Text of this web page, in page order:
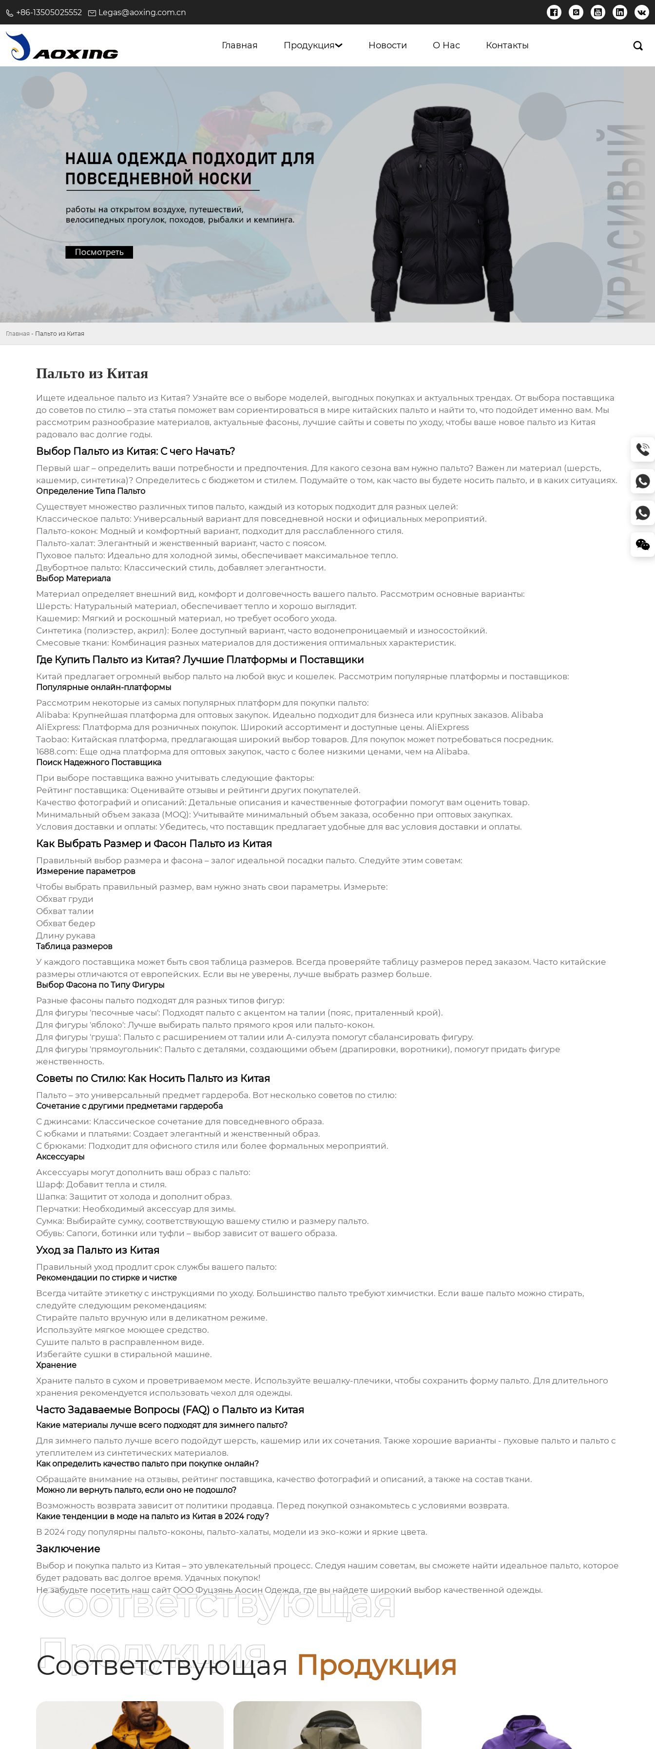
+86-13505025552 Legas@aoxing.com.cn     
Главная Продукция Новости О Нас Контакты 
Главная - Пальто из Китая
Пальто из Китая
Ищете идеальное пальто из Китая? Узнайте все о выборе моделей, выгодных покупках и актуальных трендах. От выбора поставщика
до советов по стилю – эта статья поможет вам сориентироваться в мире китайских пальто и найти то, что подойдет именно вам. Мы
рассмотрим разнообразие материалов, актуальные фасоны, лучшие сайты и советы по уходу, чтобы ваше новое пальто из Китая
радовало вас долгие годы.
Выбор Пальто из Китая: С чего Начать?
Первый шаг – определить ваши потребности и предпочтения. Для какого сезона вам нужно пальто? Важен ли материал (шерсть,
кашемир, синтетика)? Определитесь с бюджетом и стилем. Подумайте о том, как часто вы будете носить пальто, и в каких ситуациях.
Определение Типа Пальто
Существует множество различных типов пальто, каждый из которых подходит для разных целей:
Классическое пальто: Универсальный вариант для повседневной носки и официальных мероприятий.
Пальто-кокон: Модный и комфортный вариант, подходит для расслабленного стиля.
Пальто-халат: Элегантный и женственный вариант, часто с поясом.
Пуховое пальто: Идеально для холодной зимы, обеспечивает максимальное тепло.
Двубортное пальто: Классический стиль, добавляет элегантности.
Выбор Материала
Материал определяет внешний вид, комфорт и долговечность вашего пальто. Рассмотрим основные варианты:
Шерсть: Натуральный материал, обеспечивает тепло и хорошо выглядит.
Кашемир: Мягкий и роскошный материал, но требует особого ухода.
Синтетика (полиэстер, акрил): Более доступный вариант, часто водонепроницаемый и износостойкий.
Смесовые ткани: Комбинация разных материалов для достижения оптимальных характеристик.
Где Купить Пальто из Китая? Лучшие Платформы и Поставщики
Китай предлагает огромный выбор пальто на любой вкус и кошелек. Рассмотрим популярные платформы и поставщиков:
Популярные онлайн-платформы
Рассмотрим некоторые из самых популярных платформ для покупки пальто:
Alibaba: Крупнейшая платформа для оптовых закупок. Идеально подходит для бизнеса или крупных заказов. Alibaba
AliExpress: Платформа для розничных покупок. Широкий ассортимент и доступные цены. AliExpress
Taobao: Китайская платформа, предлагающая широкий выбор товаров. Для покупок может потребоваться посредник.
1688.com: Еще одна платформа для оптовых закупок, часто с более низкими ценами, чем на Alibaba.
Поиск Надежного Поставщика
При выборе поставщика важно учитывать следующие факторы:
Рейтинг поставщика: Оценивайте отзывы и рейтинги других покупателей.
Качество фотографий и описаний: Детальные описания и качественные фотографии помогут вам оценить товар.
Минимальный объем заказа (MOQ): Учитывайте минимальный объем заказа, особенно при оптовых закупках.
Условия доставки и оплаты: Убедитесь, что поставщик предлагает удобные для вас условия доставки и оплаты.
Как Выбрать Размер и Фасон Пальто из Китая
Правильный выбор размера и фасона – залог идеальной посадки пальто. Следуйте этим советам:
Измерение параметров
Чтобы выбрать правильный размер, вам нужно знать свои параметры. Измерьте:
Обхват груди
Обхват талии
Обхват бедер
Длину рукава
Таблица размеров
У каждого поставщика может быть своя таблица размеров. Всегда проверяйте таблицу размеров перед заказом. Часто китайские
размеры отличаются от европейских. Если вы не уверены, лучше выбрать размер больше.
Выбор Фасона по Типу Фигуры
Разные фасоны пальто подходят для разных типов фигур:
Для фигуры 'песочные часы': Подходят пальто с акцентом на талии (пояс, приталенный крой).
Для фигуры 'яблоко': Лучше выбирать пальто прямого кроя или пальто-кокон.
Для фигуры 'груша': Пальто с расширением от талии или А-силуэта помогут сбалансировать фигуру.
Для фигуры 'прямоугольник': Пальто с деталями, создающими объем (драпировки, воротники), помогут придать фигуре
женственность.
Советы по Стилю: Как Носить Пальто из Китая
Пальто – это универсальный предмет гардероба. Вот несколько советов по стилю:
Сочетание с другими предметами гардероба
С джинсами: Классическое сочетание для повседневного образа.
С юбками и платьями: Создает элегантный и женственный образ.
С брюками: Подходит для офисного стиля или более формальных мероприятий.
Аксессуары
Аксессуары могут дополнить ваш образ с пальто:
Шарф: Добавит тепла и стиля.
Шапка: Защитит от холода и дополнит образ.
Перчатки: Необходимый аксессуар для зимы.
Сумка: Выбирайте сумку, соответствующую вашему стилю и размеру пальто.
Обувь: Сапоги, ботинки или туфли – выбор зависит от вашего образа.
Уход за Пальто из Китая
Правильный уход продлит срок службы вашего пальто:
Рекомендации по стирке и чистке
Всегда читайте этикетку с инструкциями по уходу. Большинство пальто требуют химчистки. Если ваше пальто можно стирать,
следуйте следующим рекомендациям:
Стирайте пальто вручную или в деликатном режиме.
Используйте мягкое моющее средство.
Сушите пальто в расправленном виде.
Избегайте сушки в стиральной машине.
Хранение
Храните пальто в сухом и проветриваемом месте. Используйте вешалку-плечики, чтобы сохранить форму пальто. Для длительного
хранения рекомендуется использовать чехол для одежды.
Часто Задаваемые Вопросы (FAQ) о Пальто из Китая
Какие материалы лучше всего подходят для зимнего пальто?
Для зимнего пальто лучше всего подойдут шерсть, кашемир или их сочетания. Также хорошие варианты - пуховые пальто и пальто с
утеплителем из синтетических материалов.
Как определить качество пальто при покупке онлайн?
Обращайте внимание на отзывы, рейтинг поставщика, качество фотографий и описаний, а также на состав ткани.
Можно ли вернуть пальто, если оно не подошло?
Возможность возврата зависит от политики продавца. Перед покупкой ознакомьтесь с условиями возврата.
Какие тенденции в моде на пальто из Китая в 2024 году?
В 2024 году популярны пальто-коконы, пальто-халаты, модели из эко-кожи и яркие цвета.
Заключение
Выбор и покупка пальто из Китая – это увлекательный процесс. Следуя нашим советам, вы сможете найти идеальное пальто, которое
будет радовать вас долгое время. Удачных покупок!
Не забудьте посетить наш сайт ООО Фуцзянь Аосин Одежда, где вы найдете широкий выбор качественной одежды.
Соответствующая Продукция
Соответствующая
Продукция